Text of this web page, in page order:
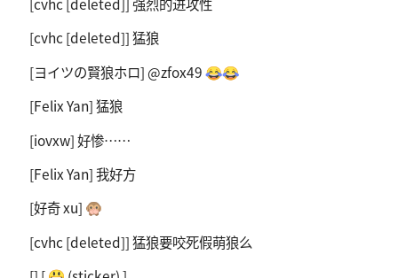
[cvhc [deleted]] 猛狼
[ヨイツの賢狼ホロ] @zfox49 😂😂
[Felix Yan] 猛狼
[iovxw] 好惨……
[Felix Yan] 我好方
[好奇 xu] 🙊
[cvhc [deleted]] 猛狼要咬死假萌狼么